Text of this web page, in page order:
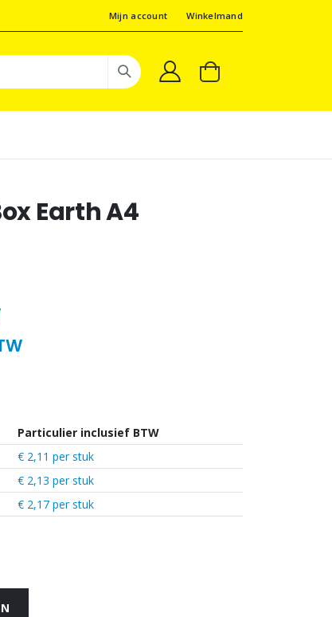
Mijn account Winkelmand
Earth A4
Particulier inclusief BTW
€ 2,11 per stuk
€ 2,13 per stuk
€ 2,17 per stuk